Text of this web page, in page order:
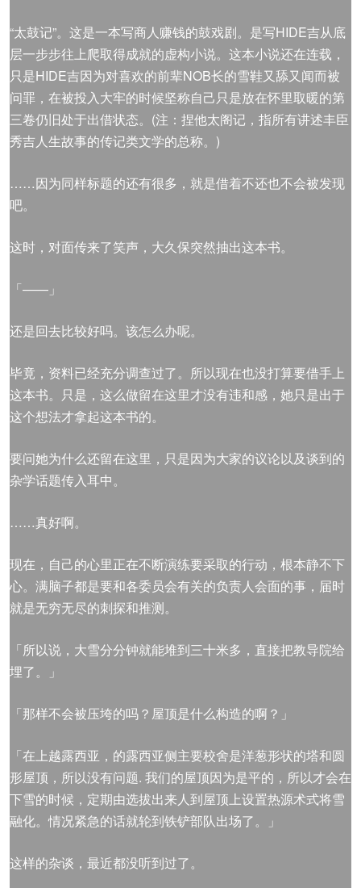
“太鼓记”。这是一本写商人赚钱的鼓戏剧。是写HIDE吉从底
层一步步往上爬取得成就的虚构小说。这本小说还在连载，
只是HIDE吉因为对喜欢的前辈NOB长的雪鞋又舔又闻而被
问罪，在被投入大牢的时候坚称自己只是放在怀里取暖的第
三卷仍旧处于出借状态。(注：捏他太阁记，指所有讲述丰臣
秀吉人生故事的传记类文学的总称。)
……因为同样标题的还有很多，就是借着不还也不会被发现
吧。
这时，对面传来了笑声，大久保突然抽出这本书。
「——」
还是回去比较好吗。该怎么办呢。
毕竟，资料已经充分调查过了。所以现在也没打算要借手上
这本书。只是，这么做留在这里才没有违和感，她只是出于
这个想法才拿起这本书的。
要问她为什么还留在这里，只是因为大家的议论以及谈到的
杂学话题传入耳中。
……真好啊。
现在，自己的心里正在不断演练要采取的行动，根本静不下
心。满脑子都是要和各委员会有关的负责人会面的事，届时
就是无穷无尽的刺探和推测。
「所以说，大雪分分钟就能堆到三十米多，直接把教导院给
埋了。」
「那样不会被压垮的吗？屋顶是什么构造的啊？」
「在上越露西亚，的露西亚侧主要校舍是洋葱形状的塔和圆
形屋顶，所以没有问题. 我们的屋顶因为是平的，所以才会在
下雪的时候，定期由选拔出来人到屋顶上设置热源术式将雪
融化。情况紧急的话就轮到铁铲部队出场了。」
这样的杂谈，最近都没听到过了。